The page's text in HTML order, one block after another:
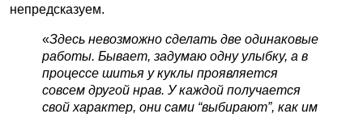
непредсказуем.
«Здесь невозможно сделать две одинаковые
работы. Бывает, задумаю одну улыбку, а в
процессе шитья у куклы проявляется
совсем другой нрав. У каждой получается
свой характер, они сами “выбирают”, как им